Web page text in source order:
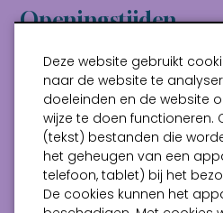
Openingstijden
Maandag
Gesloten
Dinsdag
10:00 - 17:00
Woensdag
10:00 - 17:00
Donderdag
10:00 - 17:00
Vrijdag
10:00 - 17:00
Zaterdag
10:00 - 17:00
Deze website gebruikt
naar de website te
doeleinden en de website
wijze te doen functioneren.
(tekst) bestanden die
het geheugen van een
telefoon, tablet) bij het
De cookies kunnen het